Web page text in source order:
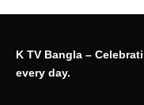
K TV Bangla –
every day.